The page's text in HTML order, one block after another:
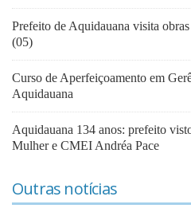
Prefeito de Aquidauana visita
(05)
Curso de Aperfeiçoamento em
Aquidauana
Aquidauana 134 anos: prefeito
Mulher e CMEI Andréa Pace
Outras notícias